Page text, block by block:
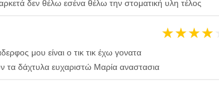
δεν θέλω εσένα θέλω την στοματική υλη τέλος
★★★★
μου είναι ο τικ τικ έχω γονατα
τα δάχτυλα ευχαριστώ Μαρία αναστασια